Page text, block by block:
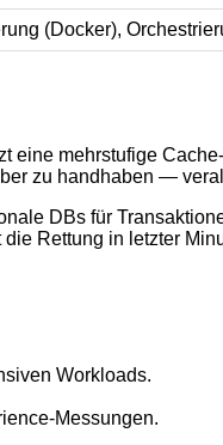
(Docker),
mehrstufige
zu handhaben —
DBs für
Rettung in letzter
Workloads.
Messungen.